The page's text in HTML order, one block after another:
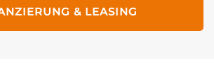
& LEASING